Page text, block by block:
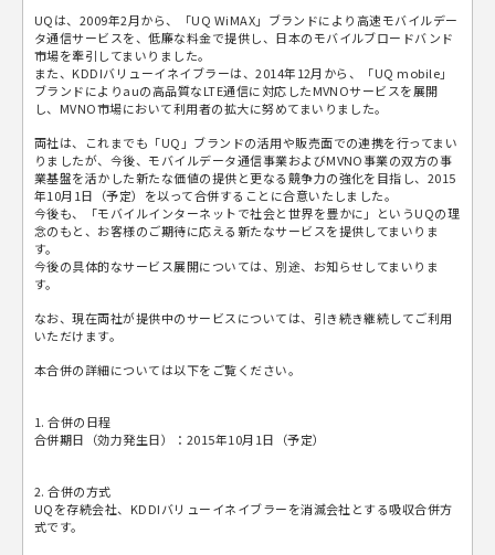
UQは、2009年2月から、「UQ WiMAX」ブランドにより高速モバイルデー
タ通信サービスを、低廉な料金で提供し、日本のモバイルブロードバンド
市場を牽引してまいりました。
また、KDDIバリューイネイブラーは、2014年12月から、「UQ mobile」
ブランドによりauの高品質なLTE通信に対応したMVNOサービスを展開
し、MVNO市場において利用者の拡大に努めてまいりました。
両社は、これまでも「UQ」ブランドの活用や販売面での連携を行ってまい
りましたが、今後、モバイルデータ通信事業およびMVNO事業の双方の事
業基盤を活かした新たな価値の提供と更なる競争力の強化を目指し、2015
年10月1日（予定）を以って合併することに合意いたしました。
今後も、「モバイルインターネットで社会と世界を豊かに」というUQの理
念のもと、お客様のご期待に応える新たなサービスを提供してまいりま
す。
今後の具体的なサービス展開については、別途、お知らせしてまいりま
す。
なお、現在両社が提供中のサービスについては、引き続き継続してご利用
いただけます。
本合併の詳細については以下をご覧ください。
1. 合併の日程
合併期日（効力発生日）：2015年10月1日（予定）
2. 合併の方式
UQを存続会社、KDDIバリューイネイブラーを消滅会社とする吸収合併方
式です。